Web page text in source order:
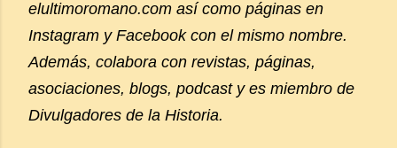
elultimoromano.com así como páginas en
Instagram y Facebook con el mismo nombre.
Además, colabora con revistas, páginas,
asociaciones, blogs, podcast y es miembro de
Divulgadores de la Historia.